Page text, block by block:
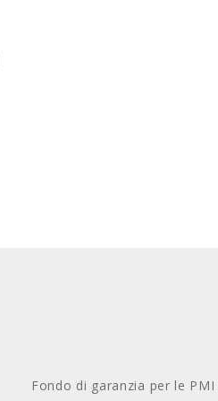
Fondo di garanzia per le